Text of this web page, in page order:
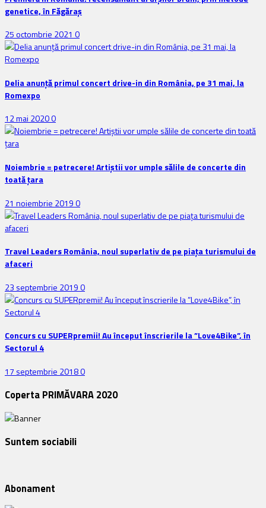
genetice, în Făgăraș
25 octombrie 2021 0
Delia anunţă primul concert drive-in din România, pe 31 mai, la
Romexpo
12 mai 20200
Noiembrie = petrecere! Artiștii vor umple sălile de concerte din
toată țara
21 noiembrie 20190
Travel Leaders România, noul superlativ de pe piața turismului de
afaceri
23 septembrie 20190
Concurs cu SUPERpremii! Au început înscrierile la ”Love4Bike”, în
Sectorul 4
17 septembrie 20180
Coperta PRIMĂVARA 2020
Suntem sociabili
Abonament